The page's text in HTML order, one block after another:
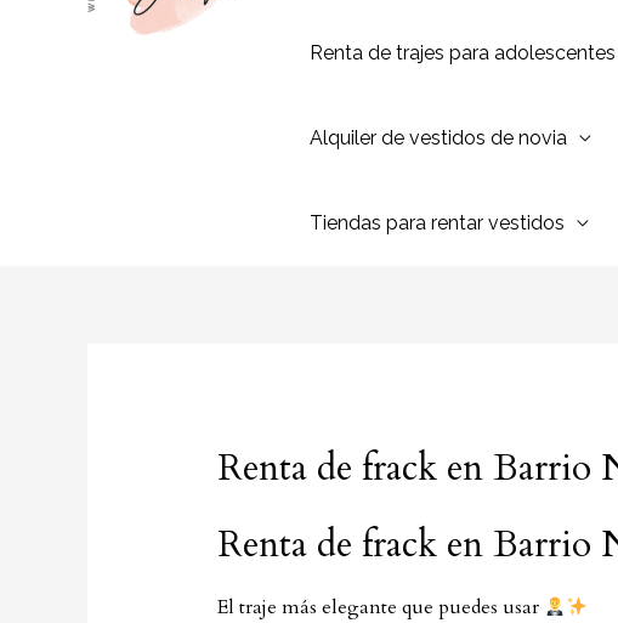
Renta de trajes para adolescentes
Alquiler de vestidos de novia
Tiendas para rentar vestidos
Renta de frack en Barrio
Renta de frack en Barrio
El traje más elegante que puedes usar